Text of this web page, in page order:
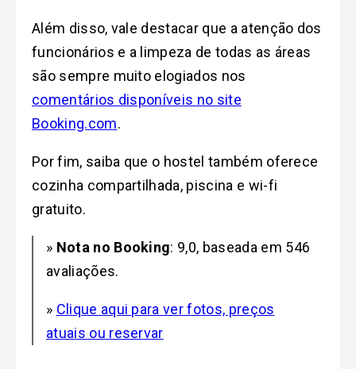
Além disso, vale destacar que a atenção dos
funcionários e a limpeza de todas as áreas
são sempre muito elogiados nos
comentários disponíveis no site
Booking.com.
Por fim, saiba que o hostel também oferece
cozinha compartilhada, piscina e wi-fi
gratuito.
» Nota no Booking: 9,0, baseada em 546
avaliações.
» Clique aqui para ver fotos, preços
atuais ou reservar